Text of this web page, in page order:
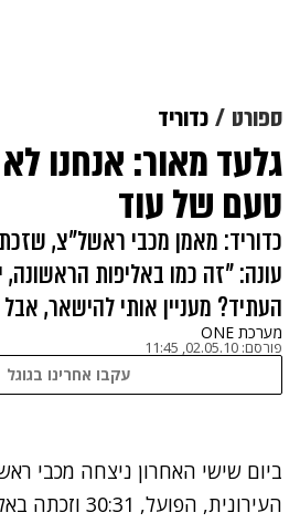
ספורט כדוריד
גלעד מאור: אנחנו
טעם של עוד
כדוריד: מאמן מכבי ראשל"צ,
עונה: "זה כמו באליפות הראשונה,
העתיד? מעניין אותי להישאר,
מערכת ONE
פורסם: 02.05.10, 11:45
עקבו אחרינו בגוגל
נתקלנו בבעיה
נסה שוב
ביום שישי האחרון ניצחה מכבי
העירונית, הפועל,